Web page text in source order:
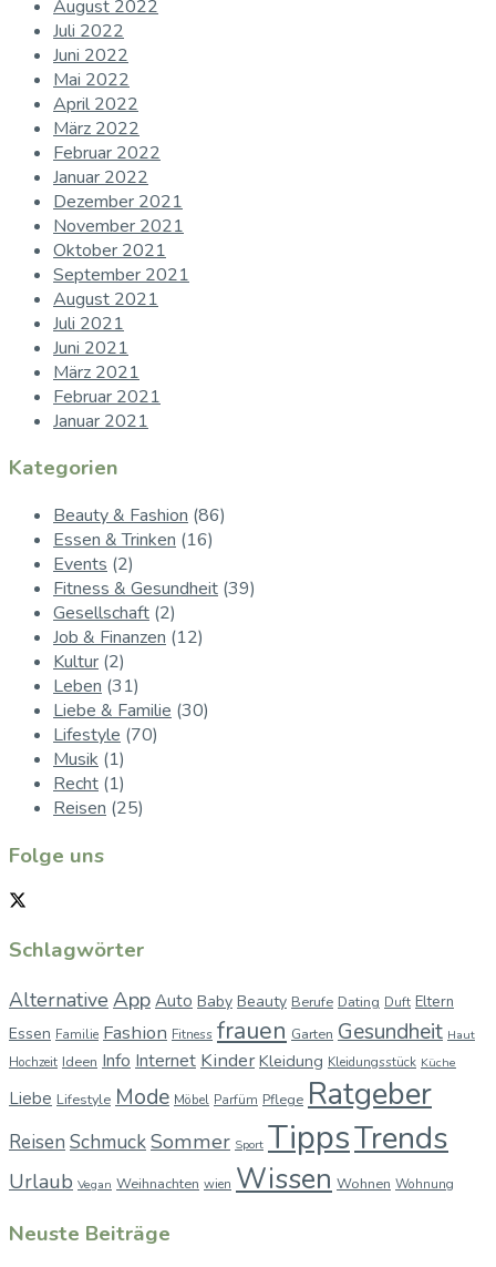
August 2022
Juli 2022
Juni 2022
Mai 2022
April 2022
März 2022
Februar 2022
Januar 2022
Dezember 2021
November 2021
Oktober 2021
September 2021
August 2021
Juli 2021
Juni 2021
März 2021
Februar 2021
Januar 2021
Kategorien
Beauty & Fashion (86)
Essen & Trinken (16)
Events (2)
Fitness & Gesundheit (39)
Gesellschaft (2)
Job & Finanzen (12)
Kultur (2)
Leben (31)
Liebe & Familie (30)
Lifestyle (70)
Musik (1)
Recht (1)
Reisen (25)
Folge uns
Schlagwörter
Alternative App Auto Baby Beauty Berufe Dating Duft Eltern
Essen Familie Fashion Fitness frauen Garten Gesundheit Haut
Hochzeit Ideen Info Internet Kinder Kleidung Kleidungsstück Küche
Liebe Lifestyle Mode Möbel Parfüm Pflege Ratgeber
Reisen SchmuckSommer Sport TippsTrends
Urlaub Vegan Weihnachten wien Wissen Wohnen Wohnung
Neuste Beiträge